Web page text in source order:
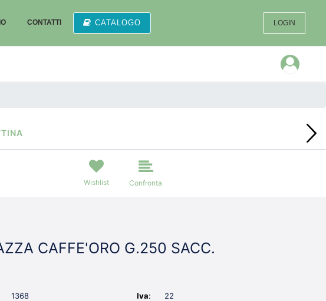
CONTATTI CATALOGO LOGIN
Open
Wishlist Confronta
CAFFE'ORO G.250 SACC.
1368 Iva: 22